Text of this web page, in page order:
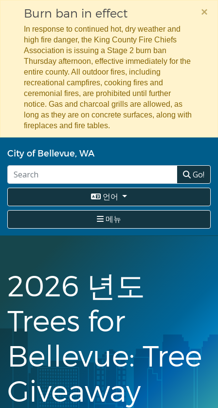
요
츠
건
뛰
Burn ban in effect
In response to continued hot, dry weather and
high fire danger, the King County Fire Chiefs
Association is issuing a Stage 2 burn ban
Thursday afternoon, effective immediately for the
entire county. All outdoor fires, including
recreational campfires, cooking fires and
ceremonial fires, are prohibited until further
notice. Gas and charcoal grills are allowed, as
long as they are on concrete surfaces, along with
fireplaces and fire tables.
×
City of Bellevue, WA
Go!
언어
메뉴
2026 년도
Trees for
Bellevue: Tree
Giveaway